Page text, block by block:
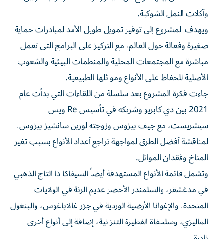
وآكلات النمل الشوكية.
ويهدف المشروع إلى توفير تمويل طويل الأمد لمبادرات حماية
صغيرة وفعالة حول العالم، مع التركيز على البرامج التي تعمل
مباشرة مع المجتمعات المحلية والمنظمات البيئية والشعوب
الأصلية للحفاظ على الأنواع وموائلها الطبيعية.
جاءت فكرة المشروع بعد سلسلة من اللقاءات التي بدأت عام
2021 بين دي كابريو وشريكه في تأسيس Re ويس
سيشريست، مع جيف بيزوس وزوجته لورين سانشيز بيزوس،
لمناقشة أفضل الطرق لمواجهة تراجع أعداد الأنواع بسبب تغير
المناخ وفقدان الموائل.
وتشمل قائمة الأنواع المستهدفة أيضاً السيفاكا ذا التاج الذهبي
في مدغشقر، والسلمندر الأخضر عديم الرئة في الولايات
المتحدة، والإغوانا الأرضية الوردية في جزر غالاباغوس، والبنغول
الماليزي، وسلحفاة الفطيرة التنزانية، إضافة إلى أنواع أخرى